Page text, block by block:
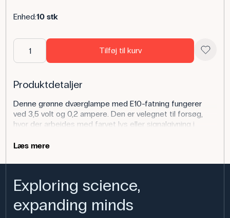
Enhed:10 stk
Tilføj til kurv
Produktdetaljer
Denne grønne dværglampe med E10-fatning fungerer
ved 3,5 volt og 0,2 ampere. Den er velegnet til forsøg,
hvor der arbejdes med farvet lys eller signalgivning i
forsøg med elektriske kredsløb og energioverførsel.
Farvet lys giver mulighed for at sammenligne
lysintensitet, spektrum og effekt ved forskellige
spændinger. Den kan også anvendes i optiske
Læs mere
Exploring science,
expanding minds